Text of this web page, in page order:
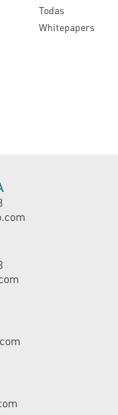
Todas
Whitepapers